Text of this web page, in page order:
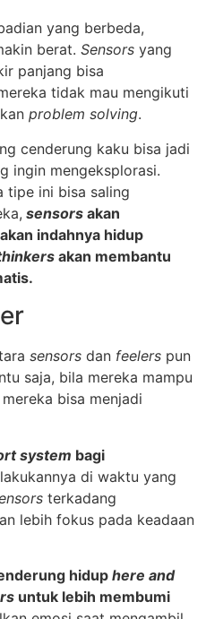
yang berbeda,
berat. Sensors yang
panjang bisa
tidak mau mengikuti
problem solving.
cenderung kaku bisa jadi
ingin mengeksplorasi.
tipe ini bisa saling
sensors akan
indahnya hidup
akan membantu
sensors dan feelers pun
saja, bila mereka mampu
bisa menjadi
system bagi
di waktu yang
terkadang
lebih fokus pada keadaan
hidup here and
untuk lebih membumi